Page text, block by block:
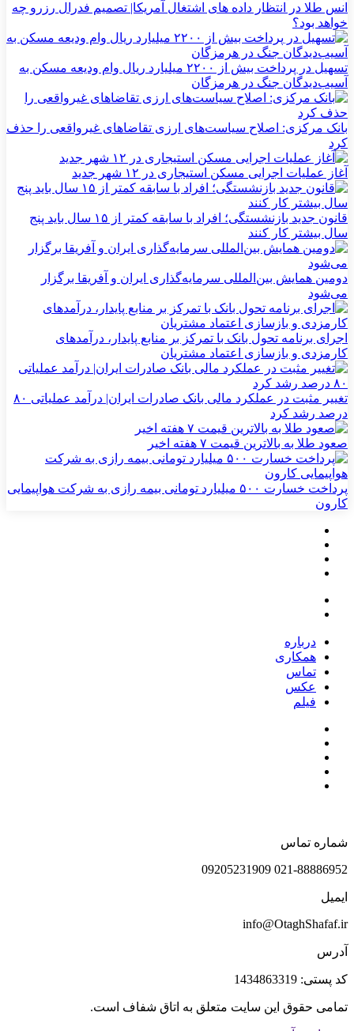
انس طلا در انتظار داده های اشتغال آمریکا| تصمیم فدرال رزرو چه
خواهد بود؟
تسهیل در پرداخت بیش از ۲۲۰۰ میلیارد ریال وام ودیعه مسکن به
آسیب‌دیدگان جنگ در هرمزگان
بانک مرکزی: اصلاح سیاست‌های ارزی تقاضاهای غیرواقعی را حذف
کرد
آغاز عملیات اجرایی مسکن استیجاری در ۱۲ شهر جدید
قانون جدید بازنشستگی؛ افراد با سابقه کمتر از ۱۵ سال باید پنج
سال بیشتر کار کنند
دومین همایش بین‌المللی سرمایه‌گذاری ایران و آفریقا برگزار
می‌شود
اجرای برنامه تحول بانک با تمرکز بر منابع پایدار، درآمدهای
کارمزدی و بازسازی اعتماد مشتریان
تغییر مثبت در عملکرد مالی بانک صادرات ایران| درآمد عملیاتی ۸۰
درصد رشد کرد
صعود طلا به بالاترین قیمت ۷ هفته اخیر
پرداخت خسارت ۵۰۰ میلیارد تومانی بیمه رازی به شرکت هواپیمایی
کارون
درباره
همکاری
تماس
عکس
فیلم
شماره تماس
021-88886952 09205231909
ایمیل
info@OtaghShafaf.ir
آدرس
کد پستی: 1434863319
تمامی حقوق این سایت متعلق به اتاق شفاف است.